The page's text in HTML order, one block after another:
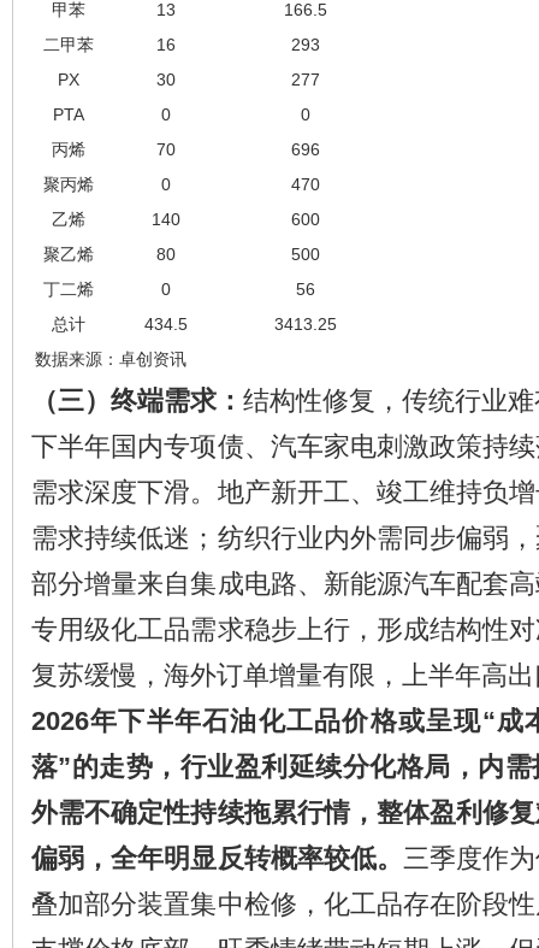
甲苯 13
166.5
二甲苯
16
293
PX
30
277
PTA
0
0
丙烯
70
696
聚丙烯
0
470
乙烯
140
600
聚乙烯
80
500
丁二烯
0
56
总计
434.5
3413.25
数据来源：卓创资讯
（三）终端需求： 结构性修复，传统行业
下半年国内专项债、汽车家电刺激政策持
需求深度下滑。地产新开工、竣工维持负
需求持续低迷；纺织行业内外需同步偏弱
部分增量来自集成电路、新能源汽车配套
专用级化工品需求稳步上行，形成结构性
复苏缓慢，海外订单增量有限，上半年高
2026年下半年石油化工品价格或呈现“成
落”的走势，行业盈利延续分化格局，内
外需不确定性持续拖累行情，整体盈利修
偏弱，全年明显反转概率较低。三季度作
叠加部分装置集中检修，化工品存在阶段